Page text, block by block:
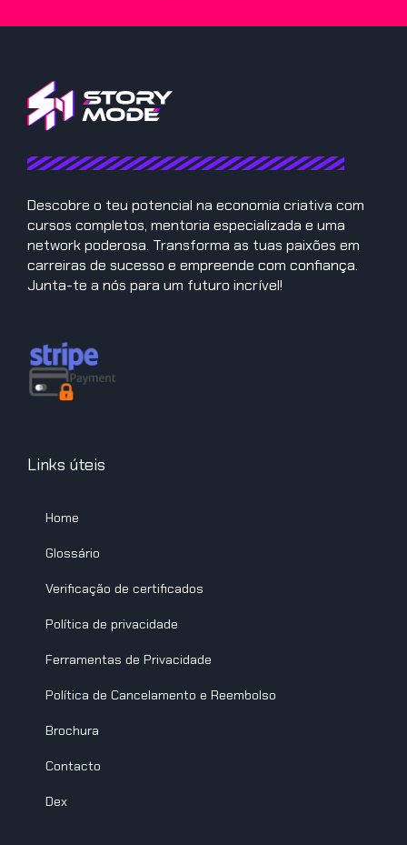
Descobre o teu potencial na economia criativa com
cursos completos, mentoria especializada e uma
network poderosa. Transforma as tuas paixões em
carreiras de sucesso e empreende com confiança.
Junta-te a nós para um futuro incrível!
Links úteis
Home
Glossário
Verificação de certificados
Política de privacidade
Ferramentas de Privacidade
Política de Cancelamento e Reembolso
Brochura
Contacto
Dex